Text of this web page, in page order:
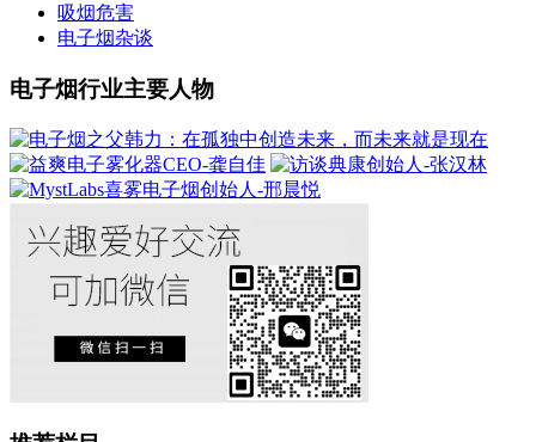
吸烟危害
电子烟杂谈
电子烟行业主要人物